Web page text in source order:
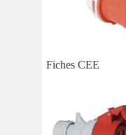
Fiches CEE